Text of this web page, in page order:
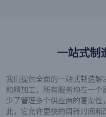
一站式制
我们提供全面的一站式制造
和精加工，所有服务均在一
少了管理多个供应商的复杂
此，它允许更快的周转时间